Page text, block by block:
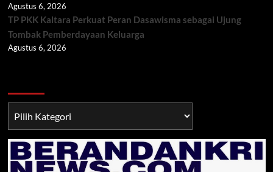
Agustus 6, 2026
TP PKK Kaltara Perkuat Peran Dasawisma sebagai Ujung
Tombak Pemberdayaan Keluarga
Agustus 6, 2026
TNI/POLRI